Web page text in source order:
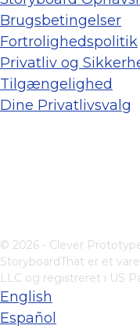
Brugsbetingelser
Fortrolighedspolitik
Privatliv og
Tilgængelighed
Dine Privatlivsvalg
© 2026 - Clever
StoryboardThat er et
LLC og registreret i US
English
Español